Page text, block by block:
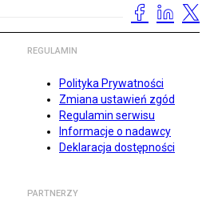
REGULAMIN
Polityka Prywatności
Zmiana ustawień zgód
Regulamin serwisu
Informacje o nadawcy
Deklaracja dostępności
PARTNERZY